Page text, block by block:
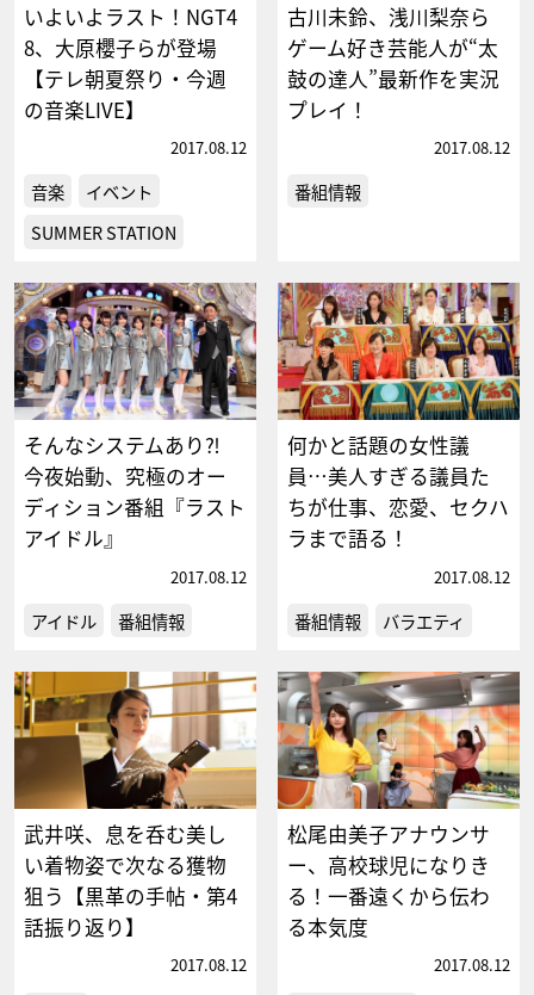
いよいよラスト！NGT4
8、大原櫻子らが登場
【テレ朝夏祭り・今週
の音楽LIVE】
2017.08.12
音楽
イベント
SUMMER STATION
古川未鈴、浅川梨奈ら
ゲーム好き芸能人が“太
鼓の達人”最新作を実況
プレイ！
2017.08.12
番組情報
そんなシステムあり⁈
今夜始動、究極のオー
ディション番組『ラスト
アイドル』
2017.08.12
アイドル 番組情報
何かと話題の女性議
員…美人すぎる議員た
ちが仕事、恋愛、セクハ
ラまで語る！
2017.08.12
番組情報 バラエティ
武井咲、息を呑む美し
い着物姿で次なる獲物
狙う【黒革の手帖・第4
話振り返り】
2017.08.12
松尾由美子アナウンサ
ー、高校球児になりき
る！一番遠くから伝わ
る本気度
2017.08.12